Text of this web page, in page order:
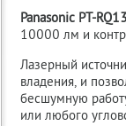
Panasonic PT-
10000 лм и
Лазерный
владения, и
бесшумную
или любого